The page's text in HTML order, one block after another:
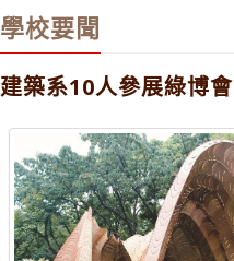
學校要聞
建築系10人參展綠博會